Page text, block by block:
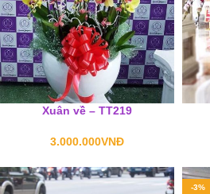
Xuân về – TT219
3.000.000VNĐ
-3%